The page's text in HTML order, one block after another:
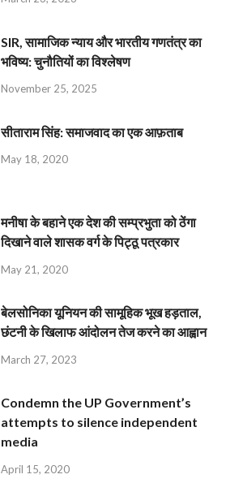
SIR, सामाजिक न्याय और भारतीय गणतंत्र का
भविष्य: चुनौतियों का विश्लेषण
November 25, 2025
सीताराम सिंह: समाजवाद का एक आफ़ताब
May 18, 2020
मनीषा के बहाने एक देश की सम्प्रभुता को ठेंगा
दिखाने वाले शासक वर्ग के पिट्ठू पत्रकार
May 21, 2020
बेलसोनिका यूनियन की सामूहिक भूख हड़ताल,
छंटनी के खिलाफ आंदोलन तेज करने का आह्वान
March 27, 2023
Condemn the UP Government’s
attempts to silence independent
media
April 15, 2020